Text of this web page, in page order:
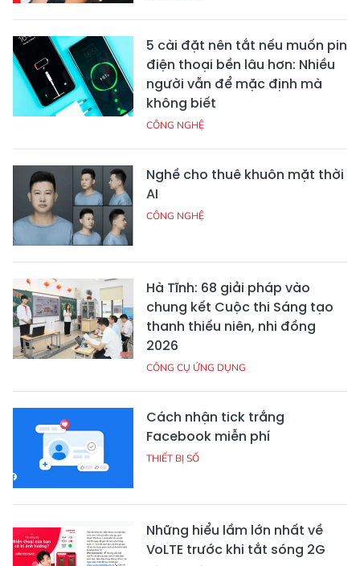
5 cài đặt nên tắt nếu muốn pin
điện thoại bền lâu hơn: Nhiều
người vẫn để mặc định mà
không biết
CÔNG NGHỆ
Nghề cho thuê khuôn mặt thời
AI
CÔNG NGHỆ
Hà Tĩnh: 68 giải pháp vào
chung kết Cuộc thi Sáng tạo
thanh thiếu niên, nhi đồng
2026
CÔNG CỤ ỨNG DỤNG
Cách nhận tick trắng
Facebook miễn phí
THIẾT BỊ SỐ
Những hiểu lầm lớn nhất về
VoLTE trước khi tắt sóng 2G